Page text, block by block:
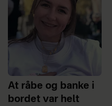
At råbe og banke i
bordet var helt